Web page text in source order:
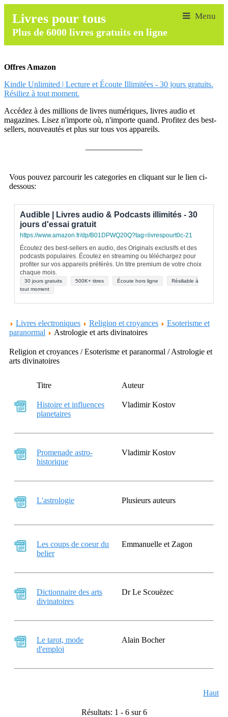
Livres pour tous
Plus de 6000 livres gratuits en ligne
Offres Amazon
Kindle Unlimited | Lecture et Écoute Illimitées - 30 jours gratuits.
Résiliez à tout moment.
Accédez à des millions de livres numériques, livres audio et
magazines. Lisez n'importe où, n'importe quand. Profitez des best-
sellers, nouveautés et plus sur tous vos appareils.
Vous pouvez parcourir les categories en cliquant sur le lien ci-
dessous:
Audible | Livres audio & Podcasts illimités - 30
jours d'essai gratuit
https://www.amazon.fr/dp/B01DPWQ20Q?tag=livrespourt0c-21
Écoutez des best-sellers en audio, des Originals exclusifs et des
podcasts populaires. Écoutez en streaming ou téléchargez pour
profiter sur vos appareils préférés. Un titre premium de votre choix
chaque mois.
30 jours gratuits 500K+ titres Écoute hors ligne
Résiliable à
tout moment
Livres electroniques Religion et croyances
Esoterisme et
paranormal
Astrologie et arts divinatoires
Religion et croyances / Esoterisme et paranormal / Astrologie et
arts divinatoires
Titre Auteur
Histoire et influences
planetaires
Vladimir Kostov
Promenade astro-
historique
Vladimir Kostov
L'astrologie Plusieurs auteurs
Les coups de coeur du
belier
Emmanuelle et Zagon
Dictionnaire des arts
divinatoires
Dr Le Scouëzec
Le tarot, mode
d'emploi
Alain Bocher
Haut
Résultats: 1 - 6 sur 6